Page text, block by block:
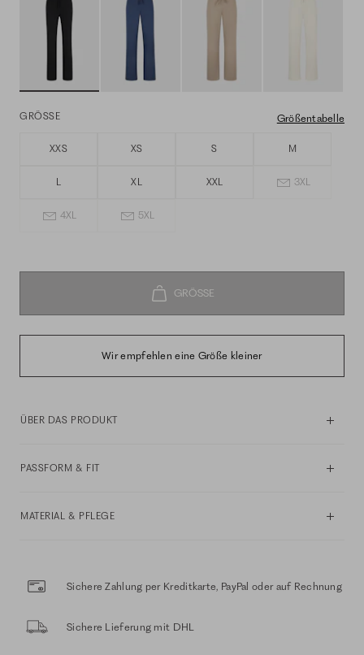
GRÖSSE Größentabelle
XXS XS S M
L XL XXL 3XL
4XL 5XL
Wir empfehlen eine Größe kleiner
ÜBER DAS PRODUKT
PASSFORM & FIT
MATERIAL & PFLEGE
Sichere Zahlung per Kreditkarte, PayPal oder auf Rechnung
Sichere Lieferung mit DHL